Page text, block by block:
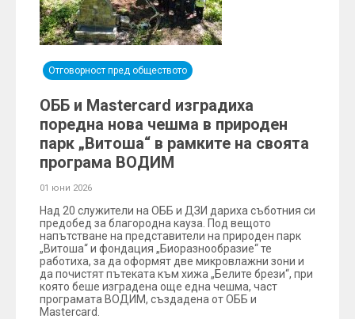
Отговорност пред обществото
ОББ и Mastercard изградиха
поредна нова чешма в природен
парк „Витоша“ в рамките на своята
програма ВОДИМ
01 юни 2026
Над 20 служители на ОББ и ДЗИ дариха съботния си
предобед за благородна кауза. Под вещото
напътстване на представители на природен парк
„Витоша“ и фондация „Биоразнообразие“ те
работиха, за да оформят две микровлажни зони и
да почистят пътеката към хижа „Белите брези“, при
която беше изградена още една чешма, част
програмата ВОДИМ, създадена от ОББ и
Mastercard.